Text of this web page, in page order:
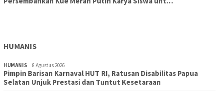
TOPIK 8 Agustus 2026
HUMANIS
HUMANIS 8 Agustus 2026
Pimpin Barisan Karnaval HUT RI, Ratusan Disabilitas Papua
Selatan Unjuk Prestasi dan Tuntut Kesetaraan